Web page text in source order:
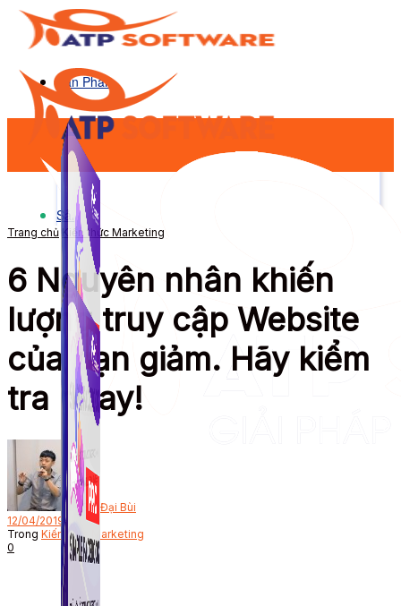
Sản Phẩm
Sản Phẩm
Trang chủ Kiến thức Marketing
6 Nguyên nhân khiến
lượng truy cập Website
của bạn giảm. Hãy kiểm
tra ngay!
Bởi Đại Bùi
12/04/2019
Trong Kiến thức Marketing
0